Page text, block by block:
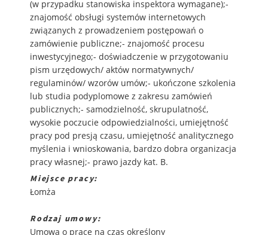
(w przypadku stanowiska inspektora wymagane);-
znajomość obsługi systemów internetowych
związanych z prowadzeniem postępowań o
zamówienie publiczne;- znajomość procesu
inwestycyjnego;- doświadczenie w przygotowaniu
pism urzędowych/ aktów normatywnych/
regulaminów/ wzorów umów;- ukończone szkolenia
lub studia podyplomowe z zakresu zamówień
publicznych;- samodzielność, skrupulatność,
wysokie poczucie odpowiedzialności, umiejętność
pracy pod presją czasu, umiejętność analitycznego
myślenia i wnioskowania, bardzo dobra organizacja
pracy własnej;- prawo jazdy kat. B.
Miejsce pracy:
Łomża
Rodzaj umowy:
Umowa o pracę na czas określony